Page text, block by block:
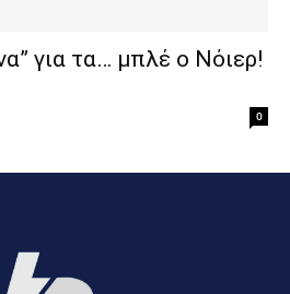
για τα… μπλέ ο Νόιερ!
0